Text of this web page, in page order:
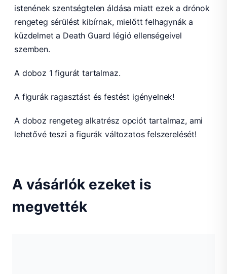
istenének szentségtelen áldása miatt ezek a drónok
rengeteg sérülést kibírnak, mielőtt felhagynák a
küzdelmet a Death Guard légió ellenségeivel
szemben.
A doboz 1 figurát tartalmaz.
A figurák ragasztást és festést igényelnek!
A doboz rengeteg alkatrész opciót tartalmaz, ami
lehetővé teszi a figurák változatos felszerelését!
A vásárlók ezeket is
megvették